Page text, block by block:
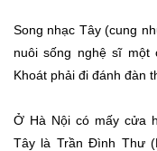
Song nhạc Tây (cung
nuôi sống nghệ sĩ một
Khoát phải đi đánh đàn
Ở Hà Nội có mấy cửa
Tây là Trần Đình Thư